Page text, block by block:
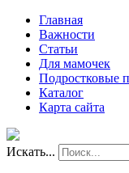
Главная
Важности
Статьи
Для мамочек
Подростковые
Каталог
Карта сайта
Искать...